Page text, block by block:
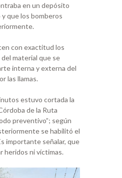
en un depósito
que los bomberos
con exactitud los
material que se
interna y externa del
las llamas.
estuvo cortada la
de la Ruta
preventivo”; según
se habilitó el
importante señalar, que
heridos ni víctimas.